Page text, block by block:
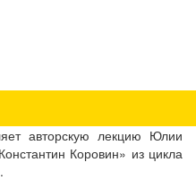
авторскую лекцию Юлии
Коровин» из цикла